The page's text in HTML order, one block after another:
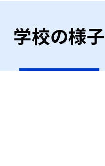
学校の様子